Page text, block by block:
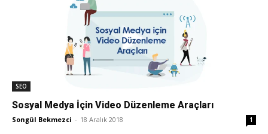
ASO,
SEO
Sosyal Medya İçin Video Düzenleme Araçları
Songül Bekmezci - 18 Aralık 2018 1